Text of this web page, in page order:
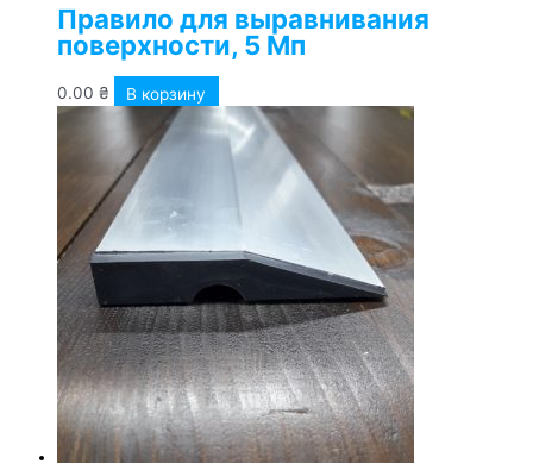
Правило для выравнивания
поверхности, 5 Мп
0.00 ₴ В корзину